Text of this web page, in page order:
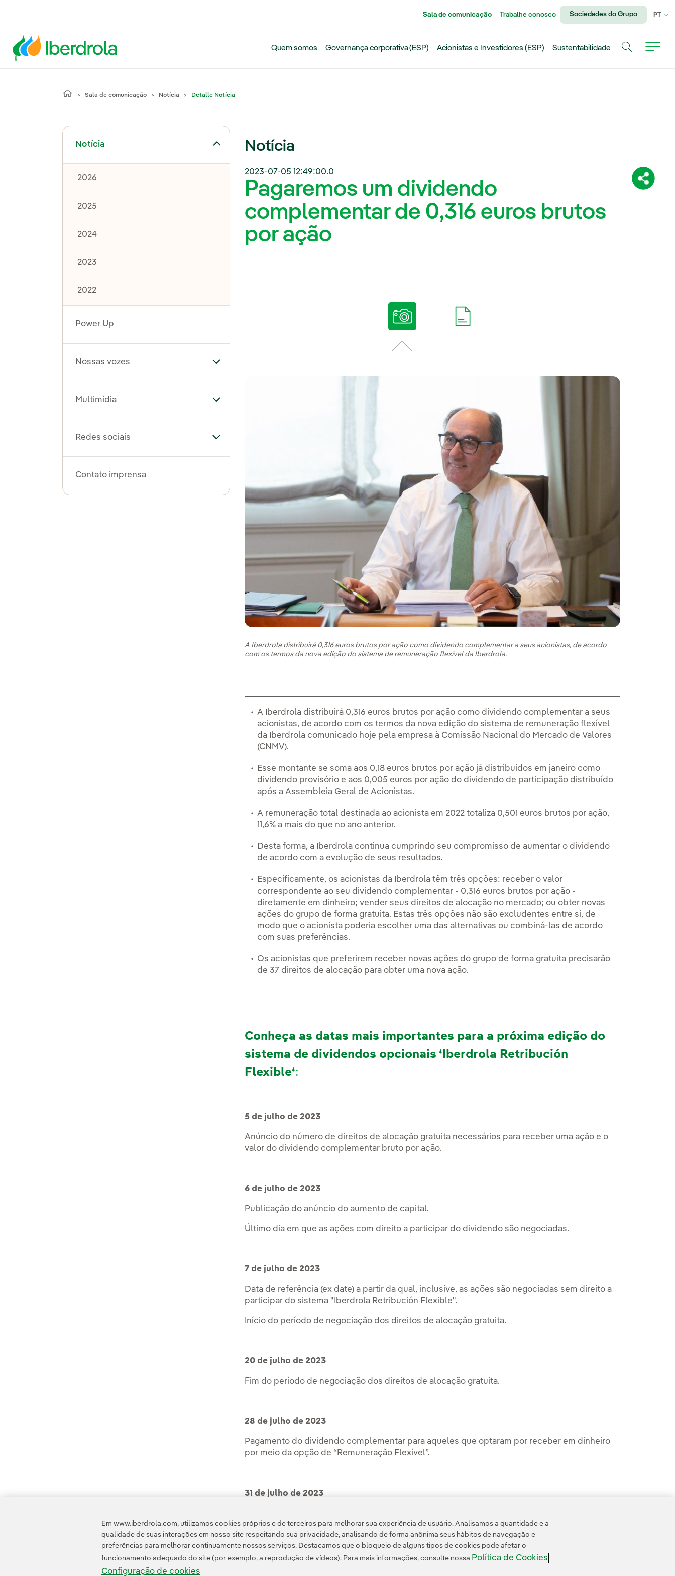
Sala de comunicação Trabalhe conosco Sociedades do Grupo PT
Quem somos Governança corporativa (ESP) Acionistas e Investidores (ESP)
Sustentabilidade
Sala de comunicação Notícia Detalle Notícia
Notícia
Alternar submenu de Notícia
2026
2025
2024
2023
2022
Power Up
Nossas vozes Alternar submenu de Nossas vozes
Multimídia Alternar submenu de Multimídia
Redes sociais Alternar submenu de Redes sociais
Contato imprensa
Notícia
2023-07-05 12:49:00.0
Pagaremos um dividendo
complementar de 0,316 euros brutos
por ação
A Iberdrola distribuirá 0,316 euros brutos por ação como dividendo complementar a seus acionistas, de acordo
com os termos da nova edição do sistema de remuneração flexível da Iberdrola.
A Iberdrola distribuirá 0,316 euros brutos por ação como dividendo complementar a seus
acionistas, de acordo com os termos da nova edição do sistema de remuneração flexível
da Iberdrola comunicado hoje pela empresa à Comissão Nacional do Mercado de Valores
(CNMV).
Esse montante se soma aos 0,18 euros brutos por ação já distribuídos em janeiro como
dividendo provisório e aos 0,005 euros por ação do dividendo de participação distribuído
após a Assembleia Geral de Acionistas.
A remuneração total destinada ao acionista em 2022 totaliza 0,501 euros brutos por ação,
11,6% a mais do que no ano anterior.
Desta forma, a Iberdrola continua cumprindo seu compromisso de aumentar o dividendo
de acordo com a evolução de seus resultados.
Especificamente, os acionistas da Iberdrola têm três opções: receber o valor
correspondente ao seu dividendo complementar - 0,316 euros brutos por ação -
diretamente em dinheiro; vender seus direitos de alocação no mercado; ou obter novas
ações do grupo de forma gratuita. Estas três opções não são excludentes entre si, de
modo que o acionista poderia escolher uma das alternativas ou combiná-las de acordo
com suas preferências.
Os acionistas que preferirem receber novas ações do grupo de forma gratuita precisarão
de 37 direitos de alocação para obter uma nova ação.
Conheça as datas mais importantes para a próxima edição do
sistema de dividendos opcionais ‘Iberdrola Retribución
Flexible‘:
5 de julho de 2023
Anúncio do número de direitos de alocação gratuita necessários para receber uma ação e o
valor do dividendo complementar bruto por ação.
6 de julho de 2023
Publicação do anúncio do aumento de capital.
Último dia em que as ações com direito a participar do dividendo são negociadas.
7 de julho de 2023
Data de referência (ex date) a partir da qual, inclusive, as ações são negociadas sem direito a
participar do sistema "Iberdrola Retribución Flexible".
Início do período de negociação dos direitos de alocação gratuita.
20 de julho de 2023
Fim do período de negociação dos direitos de alocação gratuita.
28 de julho de 2023
Pagamento do dividendo complementar para aqueles que optaram por receber em dinheiro
por meio da opção de “Remuneração Flexível”.
31 de julho de 2023
acordo com o aumento de capital.
Em www.iberdrola.com, utilizamos cookies próprios e de terceiros para melhorar sua experiência de usuário. Analisamos a quantidade e a
qualidade de suas interações em nosso site respeitando sua privacidade, analisando de forma anônima seus hábitos de navegação e
preferências para melhorar continuamente nossos serviços. Destacamos que o bloqueio de alguns tipos de cookies pode afetar o
funcionamento adequado do site (por exemplo, a reprodução de vídeos). Para mais informações, consulte nossa Política de Cookies
Configuração de cookies